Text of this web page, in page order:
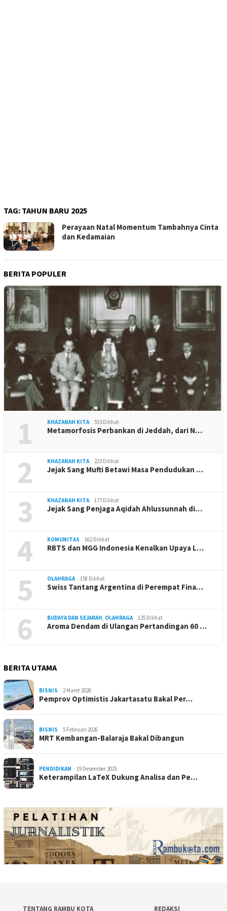
TAG: TAHUN BARU 2025
Perayaan Natal Momentum Tambahnya Cinta
dan Kedamaian
BERITA POPULER
1 KHAZANAH KITA 553 Dilihat
Metamorfosis Perbankan di Jeddah, dari N…
2 KHAZANAH KITA 223 Dilihat
Jejak Sang Mufti Betawi Masa Pendudukan …
3 KHAZANAH KITA 177 Dilihat
Jejak Sang Penjaga Aqidah Ahlussunnah di…
4 KOMUNITAS 162 Dilihat
RBTS dan MGG Indonesia Kenalkan Upaya L…
5 OLAHRAGA 158 Dilihat
Swiss Tantang Argentina di Perempat Fina…
6 BUDAYA DAN SEJARAH, OLAHRAGA 135 Dilihat
Aroma Dendam di Ulangan Pertandingan 60 …
BERITA UTAMA
BISNIS 2 Maret 2026
Pemprov Optimistis Jakartasatu Bakal Per…
BISNIS 5 Februari 2026
MRT Kembangan-Balaraja Bakal Dibangun
PENDIDIKAN 19 Desember 2025
Keterampilan LaTeX Dukung Analisa dan Pe…
TENTANG RAMBU KOTA REDAKSI